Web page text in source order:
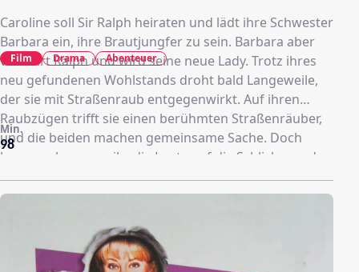
Caroline soll Sir Ralph heiraten und lädt ihre Schwester
Barbara ein, ihre Brautjungfer zu sein. Barbara aber
verführt Ralph und wird seine neue Lady. Trotz ihres
neu gefundenen Wohlstands droht bald Langeweile,
der sie mit Straßenraub entgegenwirkt. Auf ihren
Raubzügen trifft sie einen berühmten Straßenräuber,
und die beiden machen gemeinsame Sache. Doch
langsam kommen ihr die Leute auf die Schliche, und
wenn sie ihr schändliches Treiben nicht sein lässt,
droht ihr der Tod.
98
Min.
Film Drama Abenteuer